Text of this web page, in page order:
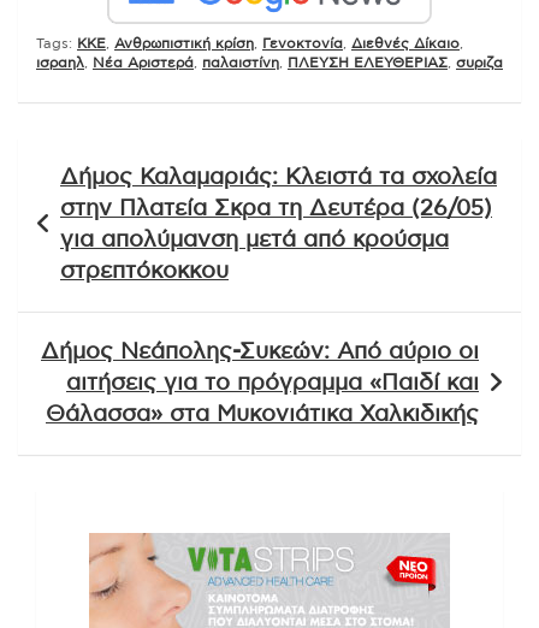
Tags: KKE Ανθρωπιστική κρίση Γενοκτονία Διεθνές Δίκαιο
ισραηλ
Νέα Αριστερά παλαιστίνη ΠΛΕΥΣΗ ΕΛΕΥΘΕΡΙΑΣ συριζα
άρθρων
Δήμος Καλαμαριάς: Κλειστά τα σχολεία
στην Πλατεία Σκρα τη Δευτέρα (26/05)
για απολύμανση μετά από κρούσμα
στρεπτόκοκκου
Δήμος Νεάπολης-Συκεών: Από αύριο οι
αιτήσεις για το πρόγραμμα «Παιδί και
Θάλασσα» στα Μυκονιάτικα Χαλκιδικής